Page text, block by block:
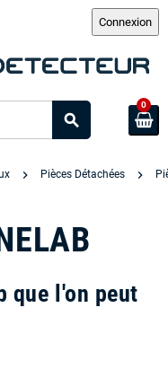
search
0
chevron_right Pièces Détachées chevron_right
que l'on peut